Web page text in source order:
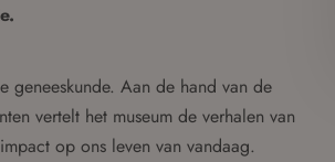
geneeskunde. Aan de hand van de
vertelt het museum de verhalen van
op ons leven van vandaag.